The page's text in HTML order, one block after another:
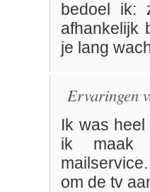
bedoel ik:
afhankelijk
je lang
Ervaringen
Ik was heel
ik maak
om de tv